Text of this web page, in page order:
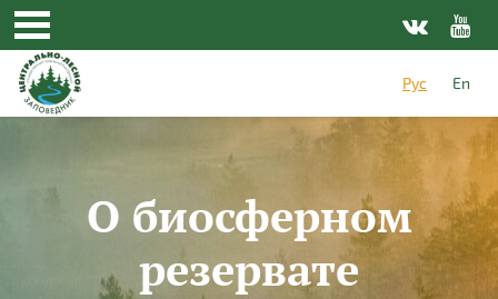
Перейти к основному содержанию
Рус
En
О биосферном
резервате